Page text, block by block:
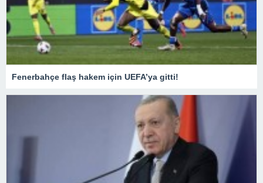
Fenerbahçe flaş hakem için UEFA’ya gitti!